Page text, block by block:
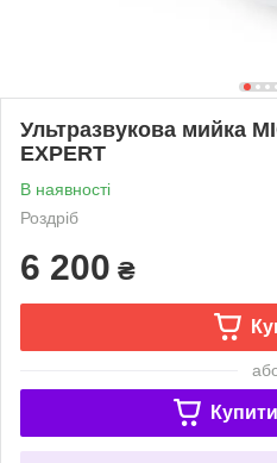
Ультразвукова мийка
EXPERT
В наявності
Роздріб
6 200 ₴